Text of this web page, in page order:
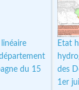
du 15
Etat
des
1er